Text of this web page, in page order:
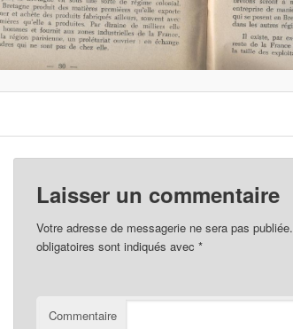
Laisser un commentaire
Votre adresse de messagerie ne sera pas publiée.
obligatoires sont indiqués avec *
Commentaire